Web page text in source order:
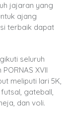
jajaran yang
ajang
terbaik dapat
seluruh
XVII
meliputi lari 5K,
gateball,
dan voli.